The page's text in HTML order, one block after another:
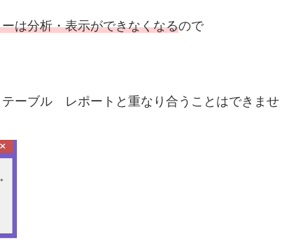
は分析・表示ができなくなるので
ーブル レポートと重なり合うことはできませ